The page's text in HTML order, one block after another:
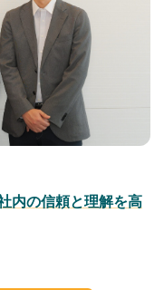
内の信頼と理解を高